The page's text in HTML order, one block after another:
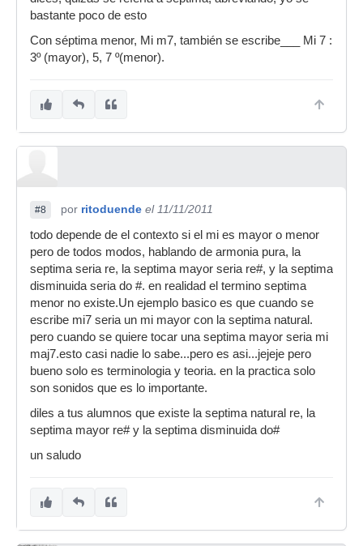
bastante poco de esto
Con séptima menor, Mi m7, también se escribe___ Mi 7 :
3º (mayor), 5, 7 º(menor).
#8 por ritoduende el 11/11/2011
todo depende de el contexto si el mi es mayor o menor
pero de todos modos, hablando de armonia pura, la
septima seria re, la septima mayor seria re#, y la septima
disminuida seria do #. en realidad el termino septima
menor no existe.Un ejemplo basico es que cuando se
escribe mi7 seria un mi mayor con la septima natural.
pero cuando se quiere tocar una septima mayor seria mi
maj7.esto casi nadie lo sabe...pero es asi...jejeje pero
bueno solo es terminologia y teoria. en la practica solo
son sonidos que es lo importante.
diles a tus alumnos que existe la septima natural re, la
septima mayor re# y la septima disminuida do#
un saludo